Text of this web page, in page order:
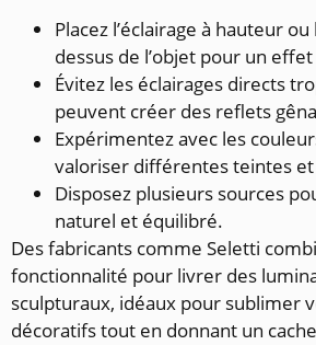
Placez l’éclairage à hauteur
dessus de l’objet pour un
Évitez les éclairages directs
peuvent créer des reflets
Expérimentez avec les
valoriser différentes teintes
Disposez plusieurs sources
naturel et équilibré.
Des fabricants comme Seletti
fonctionnalité pour livrer des
sculpturaux, idéaux pour sublimer
décoratifs tout en donnant un